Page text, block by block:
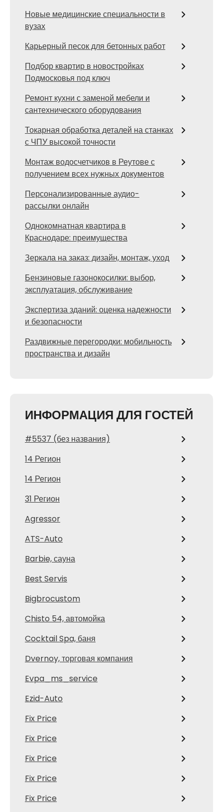
Новые медицинские специальности в
вузах
Карьерный песок для бетонных работ
Подбор квартир в новостройках
Подмосковья под ключ
Ремонт кухни с заменой мебели и
сантехнического оборудования
Токарная обработка деталей на станках
с ЧПУ высокой точности
Монтаж водосчетчиков в Реутове с
получением всех нужных документов
Персонализированные аудио-
рассылки онлайн
Однокомнатная квартира в
Краснодаре: преимущества
Зеркала на заказ: дизайн, монтаж, уход
Бензиновые газонокосилки: выбор,
эксплуатация, обслуживание
Экспертиза зданий: оценка надежности
и безопасности
Раздвижные перегородки: мобильность
пространства и дизайн
ИНФОРМАЦИЯ ДЛЯ ГОСТЕЙ
#5537 (без названия)
14 Регион
14 Регион
31 Регион
Agressor
ATS-Auto
Barbie, сауна
Best Servis
Bigbrocustom
Chisto 54, автомойка
Cocktail Spa, баня
Dvernoy, торговая компания
Evpa_ms_service
Ezid-Auto
Fix Price
Fix Price
Fix Price
Fix Price
Fix Price